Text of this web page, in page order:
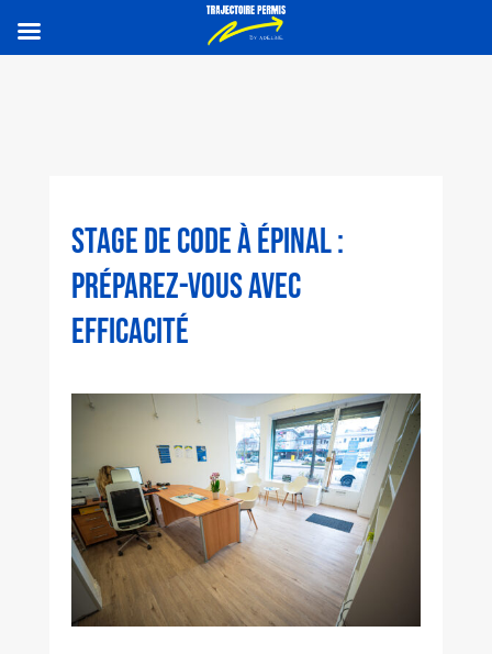
STAGE DE CODE À ÉPINAL :
PRÉPAREZ-VOUS AVEC
EFFICACITÉ